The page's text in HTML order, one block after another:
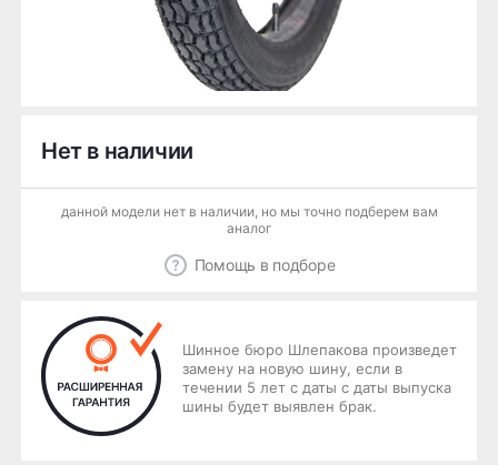
Нет в наличии
данной модели нет в наличии, но мы точно подберем вам
аналог
Помощь в подборе
Шинное бюро Шлепакова произведет
замену на новую шину, если в
течении 5 лет с даты с даты выпуска
шины будет выявлен брак.